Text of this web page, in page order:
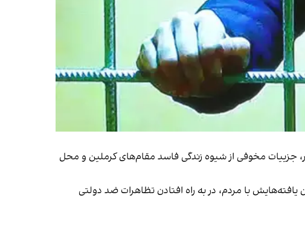
جزییات مخوفی از شیوه زندگی فاسد مقام‌های کرملین و محل
با مردم، در به راه افتادن تظاهرات ضد دولتی